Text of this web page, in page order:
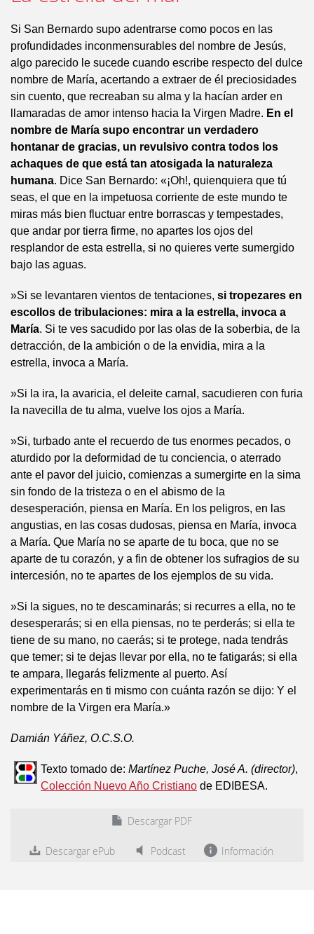
Si San Bernardo supo adentrarse como pocos en las
profundidades inconmensurables del nombre de Jesús,
algo parecido le sucede cuando escribe respecto del dulce
nombre de María, acertando a extraer de él preciosidades
sin cuento, que recreaban su alma y la hacían arder en
llamaradas de amor intenso hacia la Virgen Madre. En el
nombre de María supo encontrar un verdadero
hontanar de gracias, un revulsivo contra todos los
achaques de que está tan atosigada la naturaleza
humana. Dice San Bernardo: «¡Oh!, quienquiera que tú
seas, el que en la impetuosa corriente de este mundo te
miras más bien fluctuar entre borrascas y tempestades,
que andar por tierra firme, no apartes los ojos del
resplandor de esta estrella, si no quieres verte sumergido
bajo las aguas.
»Si se levantaren vientos de tentaciones, si tropezares en
escollos de tribulaciones: mira a la estrella, invoca a
María. Si te ves sacudido por las olas de la soberbia, de la
detracción, de la ambición o de la envidia, mira a la
estrella, invoca a María.
»Si la ira, la avaricia, el deleite carnal, sacudieren con furia
la navecilla de tu alma, vuelve los ojos a María.
»Si, turbado ante el recuerdo de tus enormes pecados, o
aturdido por la deformidad de tu conciencia, o aterrado
ante el pavor del juicio, comienzas a sumergirte en la sima
sin fondo de la tristeza o en el abismo de la
desesperación, piensa en María. En los peligros, en las
angustias, en las cosas dudosas, piensa en María, invoca
a María. Que María no se aparte de tu boca, que no se
aparte de tu corazón, y a fin de obtener los sufragios de su
intercesión, no te apartes de los ejemplos de su vida.
»Si la sigues, no te descaminarás; si recurres a ella, no te
desesperarás; si en ella piensas, no te perderás; si ella te
tiene de su mano, no caerás; si te protege, nada tendrás
que temer; si te dejas llevar por ella, no te fatigarás; si ella
te ampara, llegarás felizmente al puerto. Así
experimentarás en ti mismo con cuánta razón se dijo: Y el
nombre de la Virgen era María.»
Damián Yáñez, O.C.S.O.
Texto tomado de: Martínez Puche, José A. (director),
Colección Nuevo Año Cristiano de EDIBESA.
Descargar PDF
Descargar ePub Podcast Información